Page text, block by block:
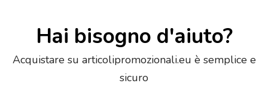
Hai bisogno d'aiuto?
Acquistare su articolipromozionali.eu è semplice e
sicuro